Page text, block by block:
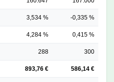
3,534 % -0,335 %
4,284 % 0,415 %
288 300
893,76 € 586,14 €